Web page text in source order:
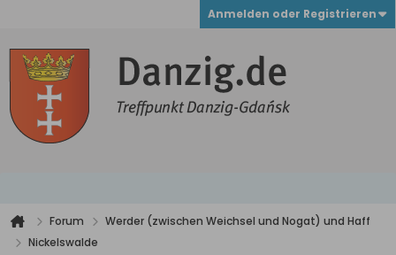
Anmelden oder Registrieren
Forum
Werder (zwischen Weichsel und Nogat) und Haff
Nickelswalde